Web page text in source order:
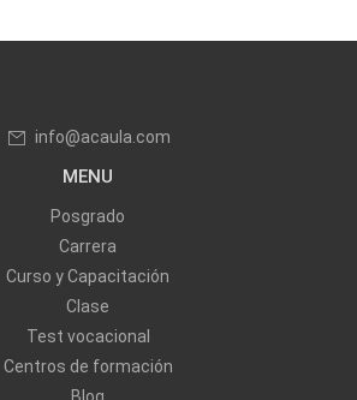
info@acaula.com
MENU
Posgrado
Carrera
Curso y Capacitación
Clase
Test vocacional
Centros de formación